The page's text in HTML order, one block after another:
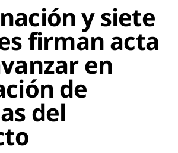
y siete
firman acta
en
de
del